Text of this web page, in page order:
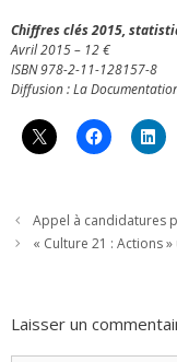
Chiffres clés 2015,
Avril 2015 – 12 €
ISBN 978-2-11-128157-8
Diffusion : La
Appel à candidatures
« Culture 21 : Actions
Laisser un